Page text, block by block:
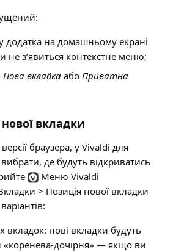
додатка на домашньому екрані
не з’явиться контекстне меню;
Нова вкладка або Приватна
вкладки
браузера, у Vivaldi для
де будуть відкриватись
Меню Vivaldi
> Позиція нової вкладки
вкладок: нові вкладки будуть
«коренева-дочірня» — якщо ви